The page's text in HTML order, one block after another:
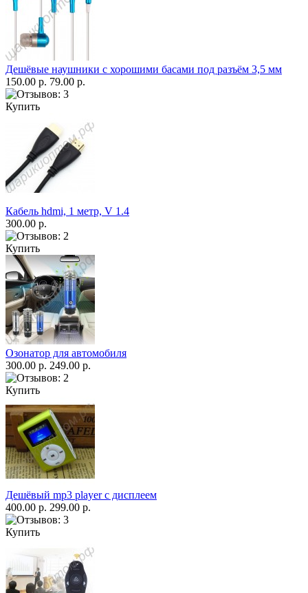
Дешёвые наушники с хорошими басами под разъём 3,5 мм
150.00 р. 79.00 р.
Купить
Кабель hdmi, 1 метр, V 1.4
300.00 р.
Купить
Озонатор для автомобиля
300.00 р. 249.00 р.
Купить
Дешёвый mp3 player с дисплеем
400.00 р. 299.00 р.
Купить